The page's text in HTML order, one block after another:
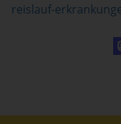
reislauf-